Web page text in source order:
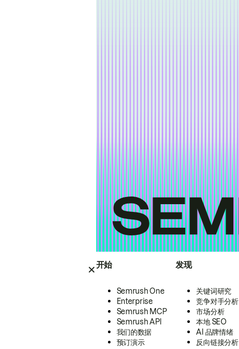
开始
Semrush One
Enterprise
Semrush MCP
Semrush API
我们的数据
预订演示
发现
关键词研究
竞争对手分析
市场分析
本地 SEO
AI 品牌情绪
反向链接分析